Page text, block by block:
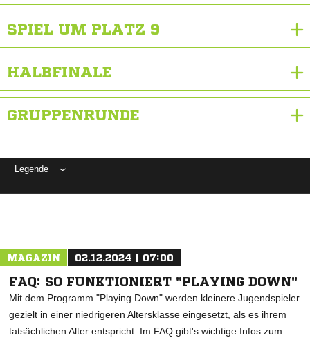
SPIEL UM PLATZ 9
HALBFINALE
GRUPPENRUNDE
Legende
MAGAZIN 02.12.2024 | 07:00
FAQ: SO FUNKTIONIERT "PLAYING DOWN"
Mit dem Programm "Playing Down" werden kleinere Jugendspieler
gezielt in einer niedrigeren Altersklasse eingesetzt, als es ihrem
tatsächlichen Alter entspricht. Im FAQ gibt's wichtige Infos zum